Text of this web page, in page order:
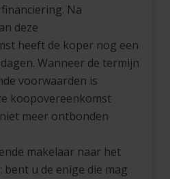
Na
deze
heeft de koper nog een
Wanneer de termijn
voorwaarden is
koopovereenkomst
meer ontbonden
makelaar naar het
bent u de enige die mag